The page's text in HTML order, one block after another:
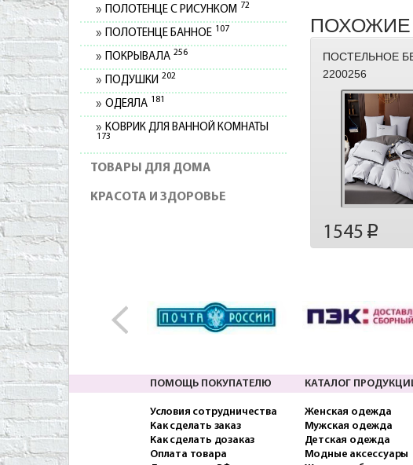
ПОЛОТЕНЦЕ С РИСУНКОМ 72
ПОЛОТЕНЦЕ БАННОЕ 107
ПОКРЫВАЛА 256
ПОДУШКИ 202
ОДЕЯЛА 181
КОВРИК ДЛЯ ВАННОЙ КОМНАТЫ
173
ТОВАРЫ ДЛЯ ДОМА
КРАСОТА И ЗДОРОВЬЕ
ПОСТЕЛЬНОЕ
2200256
1545 p
ПОМОЩЬ ПОКУПАТЕЛЮ
Условия сотрудничества
Как сделать заказ
Как сделать дозаказ
Оплата товара
КАТАЛОГ
Женская одежда
Мужская одежда
Детская одежда
Модные аксессуары